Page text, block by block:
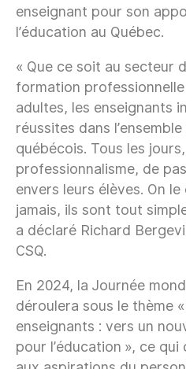
enseignant pour son
l’éducation au Québec.
« Que ce soit au secteur
formation professionnelle
adultes, les enseignants
réussites dans
québécois. Tous les
professionnalisme, de
envers leurs élèves. On
jamais, ils sont tout
a déclaré Richard
CSQ.
En 2024, la Journée
déroulera sous le thème
enseignants : vers un
pour l’éducation », ce